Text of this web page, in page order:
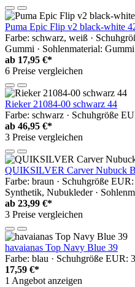
Puma Epic Flip v2 black-white
Farbe: schwarz, weiß ·
Gummi · Sohlenmaterial: Gummi
ab 17,95 €*
6 Preise vergleichen
Rieker 21084-00 schwarz 44
Farbe: schwarz · Schuhgröße
ab 46,95 €*
3 Preise vergleichen
QUIKSILVER Carver Nubuck
Farbe: braun · Schuhgröße
Synthetik, Nubukleder ·
ab 23,99 €*
3 Preise vergleichen
havaianas Top Navy Blue 39
Farbe: blau · Schuhgröße EUR:
17,59 €*
1 Angebot anzeigen